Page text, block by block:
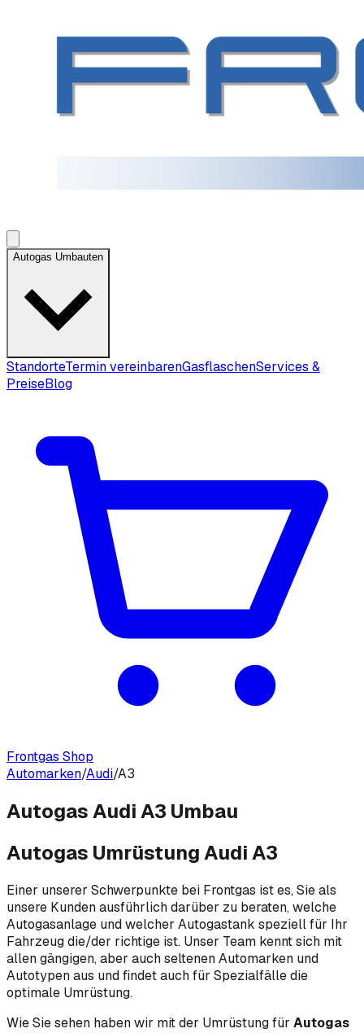
Autogas Umbauten
StandorteTermin vereinbarenGasflaschenServices &
PreiseBlog
Frontgas Shop
Automarken/Audi/A3
Autogas Audi A3 Umbau
Autogas Umrüstung Audi A3
Einer unserer Schwerpunkte bei Frontgas ist es, Sie als
unsere Kunden ausführlich darüber zu beraten, welche
Autogasanlage und welcher Autogastank speziell für Ihr
Fahrzeug die/der richtige ist. Unser Team kennt sich mit
allen gängigen, aber auch seltenen Automarken und
Autotypen aus und findet auch für Spezialfälle die
optimale Umrüstung.
Wie Sie sehen haben wir mit der Umrüstung für Autogas